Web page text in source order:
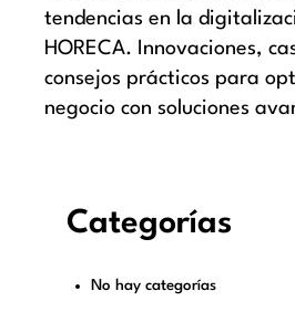
tendencias en la
HORECA. Innovaciones,
consejos prácticos para
negocio con soluciones
Categorías
No hay categorías